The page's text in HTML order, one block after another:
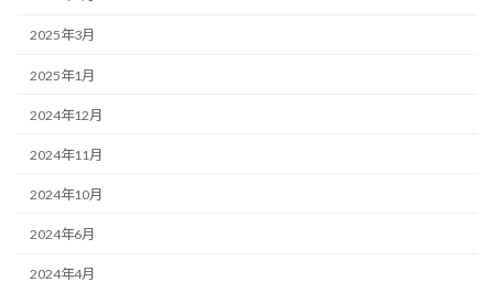
2025年3月
2025年1月
2024年12月
2024年11月
2024年10月
2024年6月
2024年4月